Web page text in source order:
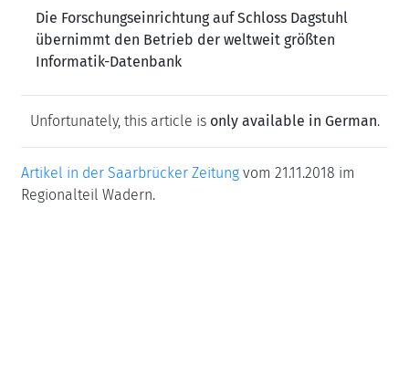
Die Forschungseinrichtung auf Schloss Dagstuhl
übernimmt den Betrieb der weltweit größten
Informatik-Datenbank
Unfortunately, this article is only available in German.
Artikel in der Saarbrücker Zeitung vom 21.11.2018 im
Regionalteil Wadern.